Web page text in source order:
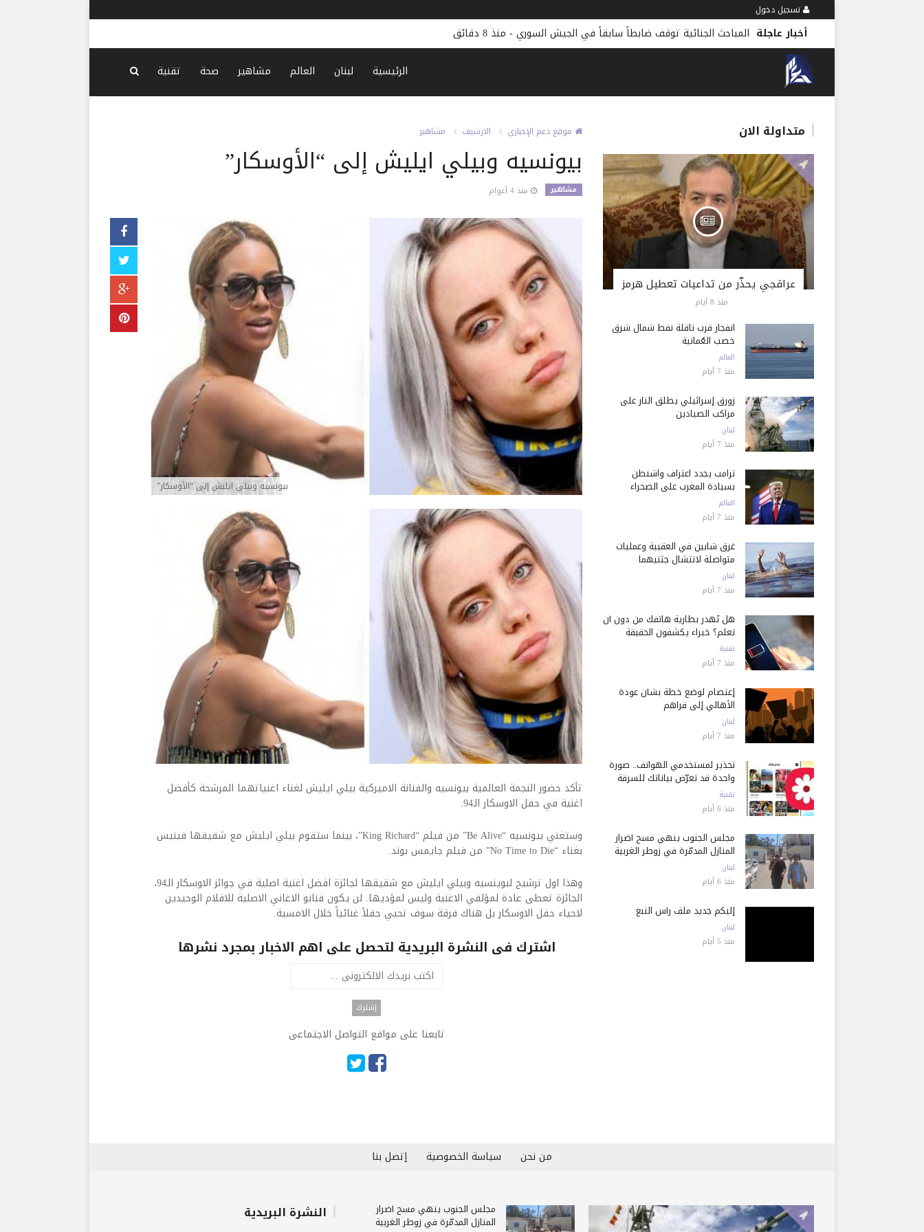
تسجيل دخول
أخبار عاجلة المباحث الجنائية توقف ضابطاً سابقاً في الجيش السوري- منذ 8 دقائق
الرئيسية لبنان العالم مشاهير صحة تقنية
موقع دعم الإخباري الارشيف مشاهير
بيونسيه وبيلي ايليش إلى “الأوسكار”
مشاهير منذ 4 أعوام
بيونسيه وبيلي ايليش إلى “الأوسكار”
تأكد حضور النجمة العالمية ​بيونسيه​ والفنانة الاميركية ​بيلي ايليش​ لغناء اغنياتهما المرشحة كأفضل
اغنية في حفل الاوسكار الـ94.
وستغني بيونسيه “Be Alive”​ من فيلم “King Richard”​، بينما ستقوم بيلي ايليش مع شقيقها فينيس
بغناء “No Time to Die” من فيلم جايمس بوند.
وهذا اول ترشيح لبوينسيه وبيلي ايليش مع شقيقها لجائزة افضل اغنية اصلية في جوائز الاوسكار الـ94،
الجائزة تعطى عادة لمؤلفي الاغنية وليس لمؤديها. لن يكون فنانو الاغاني الاصلية للافلام الوحيدين
لاحياء حفل الاوسكار بل هناك فرقة سوف تحيي حفلاً غنائياً خلال الامسية.​
اشترك فى النشرة البريدية لتحصل على اهم الاخبار بمجرد نشرها
تابعنا على مواقع التواصل الاجتماعى
متداولة الان
عراقجي يحذّر من تداعيات تعطيل هرمز
منذ 8 أيام
انفجار قرب ناقلة نفط شمال شرق
خصب العُمانية
العالم
منذ 7 أيام
زورق إسرائيلي يطلق النار على
مراكب الصيادين
لبنان
منذ 7 أيام
ترامب يجدد اعتراف واشنطن
بسيادة المغرب على الصحراء
العالم
منذ 7 أيام
غرق شابين في العقيبة وعمليات
متواصلة لانتشال جثتيهما
لبنان
منذ 7 أيام
هل تُهدر بطارية هاتفك من دون أن
تعلم؟ خبراء يكشفون الحقيقة
تقنية
منذ 7 أيام
إعتصام لوضع خطة بشأن عودة
الأهالي إلى قراهم
لبنان
منذ 7 أيام
تحذير لمستخدمي الهواتف.. صورة
واحدة قد تعرّض بياناتك للسرقة
تقنية
منذ 6 أيام
مجلس الجنوب ينهي مسح أضرار
المنازل المدمّرة في زوطر الغربية
لبنان
منذ 6 أيام
إليكم جديد ملف رأس النبع
لبنان
منذ 5 أيام
من نحن سياسة الخصوصية إتصل بنا
مجلس الجنوب ينهي مسح أضرار
المنازل المدمّرة في زوطر الغربية النشرة البريدية